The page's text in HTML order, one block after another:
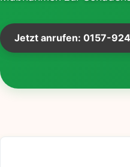
Jetzt anrufen: 0157-